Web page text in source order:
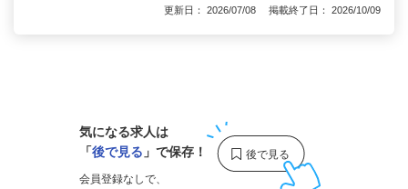
更新日： 2026/07/08 掲載終了日： 2026/10/09
気になる求人は
「後で見る 」で保存！
会員登録なしで、